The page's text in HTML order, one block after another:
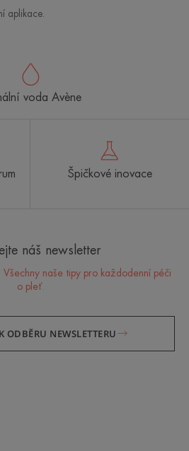
aplikace.
voda Avène
Špičkové inovace
náš newsletter
Všechny naše tipy pro každodenní péči
o pleť.
ODBĚRU NEWSLETTERU